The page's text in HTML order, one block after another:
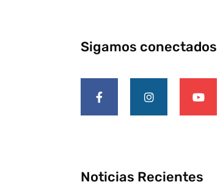
Sigamos conectados
Noticias Recientes